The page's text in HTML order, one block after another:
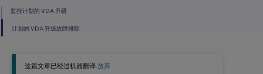
这篇文章已经过机器翻译.放弃
监控计划的 VDA 升级
计划的 VDA 升级故障排除